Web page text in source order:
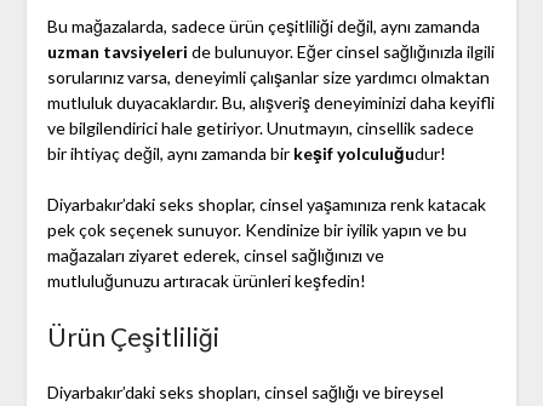
Bu mağazalarda, sadece ürün çeşitliliği değil, aynı zamanda
uzman tavsiyeleri de bulunuyor. Eğer cinsel sağlığınızla ilgili
sorularınız varsa, deneyimli çalışanlar size yardımcı olmaktan
mutluluk duyacaklardır. Bu, alışveriş deneyiminizi daha keyifli
ve bilgilendirici hale getiriyor. Unutmayın, cinsellik sadece
bir ihtiyaç değil, aynı zamanda bir keşif yolculuğudur!
Diyarbakır’daki seks shoplar, cinsel yaşamınıza renk katacak
pek çok seçenek sunuyor. Kendinize bir iyilik yapın ve bu
mağazaları ziyaret ederek, cinsel sağlığınızı ve
mutluluğunuzu artıracak ürünleri keşfedin!
Ürün Çeşitliliği
Diyarbakır’daki seks shopları, cinsel sağlığı ve bireysel